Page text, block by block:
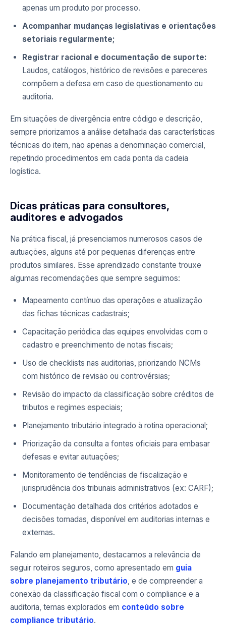
apenas um produto por processo.
Acompanhar mudanças legislativas e orientações
setoriais regularmente;
Registrar racional e documentação de suporte:
Laudos, catálogos, histórico de revisões e pareceres
compõem a defesa em caso de questionamento ou
auditoria.
Em situações de divergência entre código e descrição,
sempre priorizamos a análise detalhada das características
técnicas do item, não apenas a denominação comercial,
repetindo procedimentos em cada ponta da cadeia
logística.
Dicas práticas para consultores,
auditores e advogados
Na prática fiscal, já presenciamos numerosos casos de
autuações, alguns até por pequenas diferenças entre
produtos similares. Esse aprendizado constante trouxe
algumas recomendações que sempre seguimos:
Mapeamento contínuo das operações e atualização
das fichas técnicas cadastrais;
Capacitação periódica das equipes envolvidas com o
cadastro e preenchimento de notas fiscais;
Uso de checklists nas auditorias, priorizando NCMs
com histórico de revisão ou controvérsias;
Revisão do impacto da classificação sobre créditos de
tributos e regimes especiais;
Planejamento tributário integrado à rotina operacional;
Priorização da consulta a fontes oficiais para embasar
defesas e evitar autuações;
Monitoramento de tendências de fiscalização e
jurisprudência dos tribunais administrativos (ex: CARF);
Documentação detalhada dos critérios adotados e
decisões tomadas, disponível em auditorias internas e
externas.
Falando em planejamento, destacamos a relevância de
seguir roteiros seguros, como apresentado em guia
sobre planejamento tributário, e de compreender a
conexão da classificação fiscal com o compliance e a
auditoria, temas explorados em conteúdo sobre
compliance tributário.